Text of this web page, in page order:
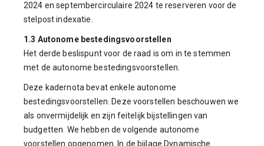
2024 en septembercirculaire 2024 te reserveren voor de
stelpost indexatie.
1.3 Autonome bestedingsvoorstellen
Het derde beslispunt voor de raad is om in te stemmen
met de autonome bestedingsvoorstellen.
Deze kadernota bevat enkele autonome
bestedingsvoorstellen. Deze voorstellen beschouwen we
als onvermijdelijk en zijn feitelijk bijstellingen van
budgetten. We hebben de volgende autonome
voorstellen opgenomen. In de bijlage Dynamische